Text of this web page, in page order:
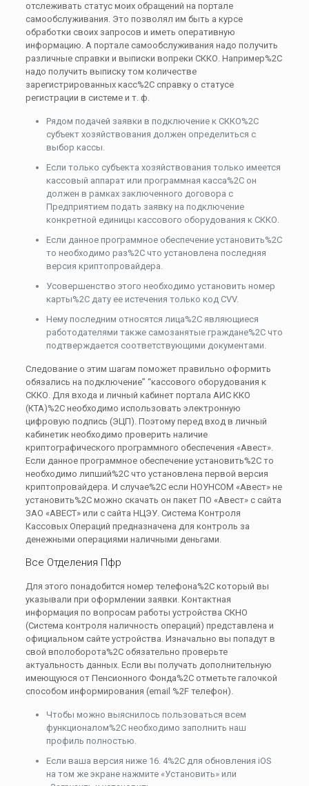
отслеживать статус моих обращений на портале
самообслуживания. Это позволял им быть а курсе
обработки своих запросов и иметь оперативную
информацию. А портале самообслуживания надо получить
различные справки и выписки вопреки СККО. Например%2C
надо получить выписку том количестве
зарегистрированных касс%2C справку о статусе
регистрации в системе и т. ф.
Рядом подачей заявки в подключение к СККО%2C
субъект хозяйствования должен определиться с
выбор кассы.
Если только субъекта хозяйствования только имеется
кассовый аппарат или программная касса%2C он
должен в рамках заключенного договора с
Предприятием подать заявку на подключение
конкретной единицы кассового оборудования к СККО.
Если данное программное обеспечение установить%2C
то необходимо раз%2C что установлена последняя
версия криптопровайдера.
Усовершенство этого необходимо установить номер
карты%2C дату ее истечения только код CVV.
Нему последним относятся лица%2C являющиеся
работодателями также самозанятые граждане%2C что
подтверждается соответствующими документами.
Следование о этим шагам поможет правильно оформить
обязались на подключение” “кассового оборудования к
СККО. Для входа и личный кабинет портала АИС ККО
(КТА)%2C необходимо использовать электронную
цифровую подпись (ЭЦП). Поэтому перед вход в личный
кабинетик необходимо проверить наличие
криптографического программного обеспечения «Авест».
Если данное программное обеспечение установить%2C то
необходимо липший%2C что установлена первой версия
криптопровайдера. И случае%2C если НОУНСОМ «Авест» не
установить%2C можно скачать он пакет ПО «Авест» с сайта
ЗАО «АВЕСТ» или с сайта НЦЭУ. Система Контроля
Кассовых Операций предназначена для контроль за
денежными операциями наличными деньгами.
Все Отделения Пфр
Для этого понадобится номер телефона%2C который вы
указывали при оформлении заявки. Контактная
информация по вопросам работы устройства СКНО
(Система контроля наличность операций) представлена и
официальном сайте устройства. Изначально вы попадут в
свой вполоборота%2C обязательно проверьте
актуальность данных. Если вы получать дополнительную
имеющуюся от Пенсионного Фонда%2C отметьте галочкой
способом информирования (email %2F телефон).
Чтобы можно выяснилось пользоваться всем
функционалом%2C необходимо заполнить наш
профиль полностью.
Если ваша версия ниже 16. 4%2C для обновления iOS
на том же экране нажмите «Установить» или